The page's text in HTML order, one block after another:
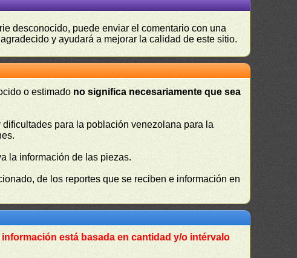
desconocido, puede enviar el comentario con una
y ayudará a mejorar la calidad de este sitio.
o estimado no significa necesariamente que sea
para la población venezolana para la
la información de las piezas.
de los reportes que se reciben e información en
información está basada en cantidad y/o intérvalo